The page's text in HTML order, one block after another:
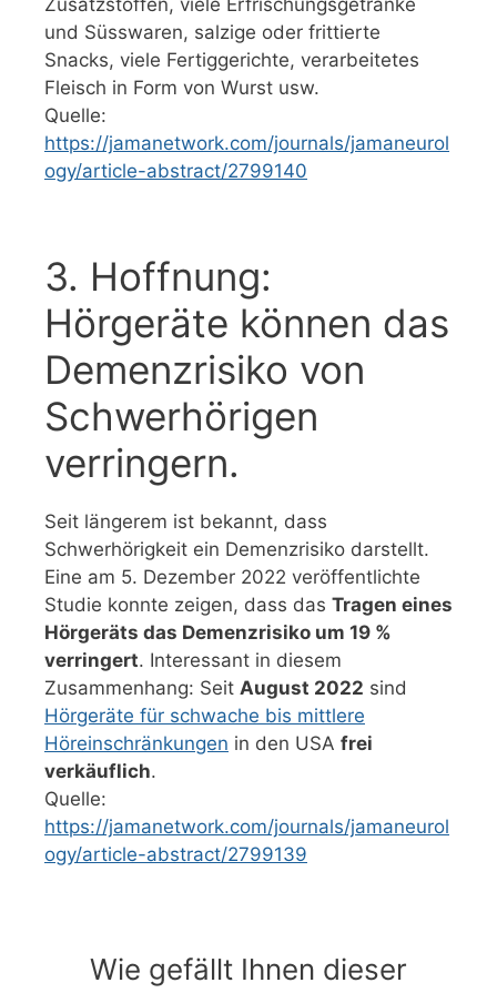
und Süsswaren, salzige oder frittierte
Snacks, viele Fertiggerichte, verarbeitetes
Fleisch in Form von Wurst usw.
Quelle:
https://jamanetwork.com/journals/jamaneurol
ogy/article-abstract/2799140
3. Hoffnung:
Hörgeräte können das
Demenzrisiko von
Schwerhörigen
verringern.
Seit längerem ist bekannt, dass
Schwerhörigkeit ein Demenzrisiko darstellt.
Eine am 5. Dezember 2022 veröffentlichte
Studie konnte zeigen, dass das Tragen eines
Hörgeräts das Demenzrisiko um 19 %
verringert. Interessant in diesem
Zusammenhang: Seit August 2022 sind
Hörgeräte für schwache bis mittlere
Höreinschränkungen in den USA frei
verkäuflich.
Quelle:
https://jamanetwork.com/journals/jamaneurol
ogy/article-abstract/2799139
Wie gefällt Ihnen dieser